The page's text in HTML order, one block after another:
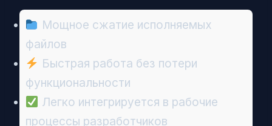
Мощное сжатие исполняемых
файлов
Быстрая работа без потери
функциональности
Легко интегрируется в рабочие
процессы разработчиков